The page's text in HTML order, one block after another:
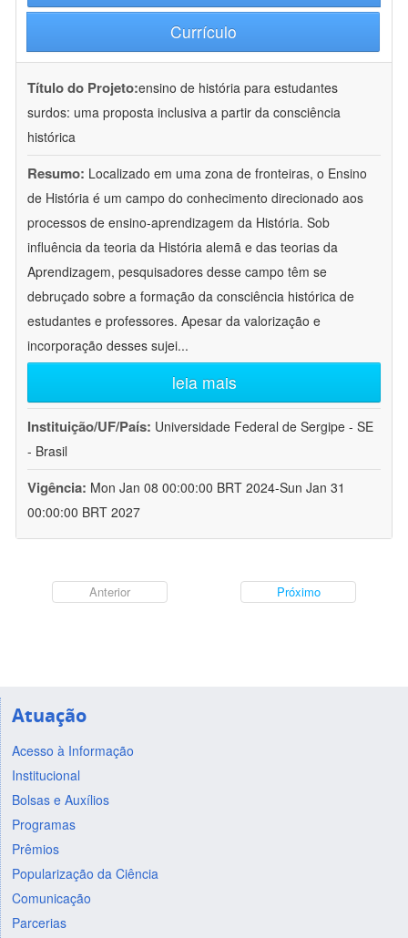
Currículo
Título do Projeto:ensino de história para estudantes
surdos: uma proposta inclusiva a partir da consciência
histórica
Resumo: Localizado em uma zona de fronteiras, o Ensino
de História é um campo do conhecimento direcionado aos
processos de ensino-aprendizagem da História. Sob
influência da teoria da História alemã e das teorias da
Aprendizagem, pesquisadores desse campo têm se
debruçado sobre a formação da consciência histórica de
estudantes e professores. Apesar da valorização e
incorporação desses sujei...
leia mais
Instituição/UF/País: Universidade Federal de Sergipe - SE
- Brasil
Vigência: Mon Jan 08 00:00:00 BRT 2024-Sun Jan 31
00:00:00 BRT 2027
Anterior Próximo
Atuação
Acesso à Informação
Institucional
Bolsas e Auxílios
Programas
Prêmios
Popularização da Ciência
Comunicação
Parcerias